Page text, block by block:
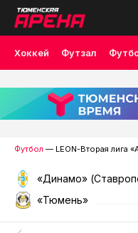
Хоккей Футзал
Лыжные гонки
Скалолазание
Футбол — LEON-Вторая лига
«Динамо»
«Тюмень»